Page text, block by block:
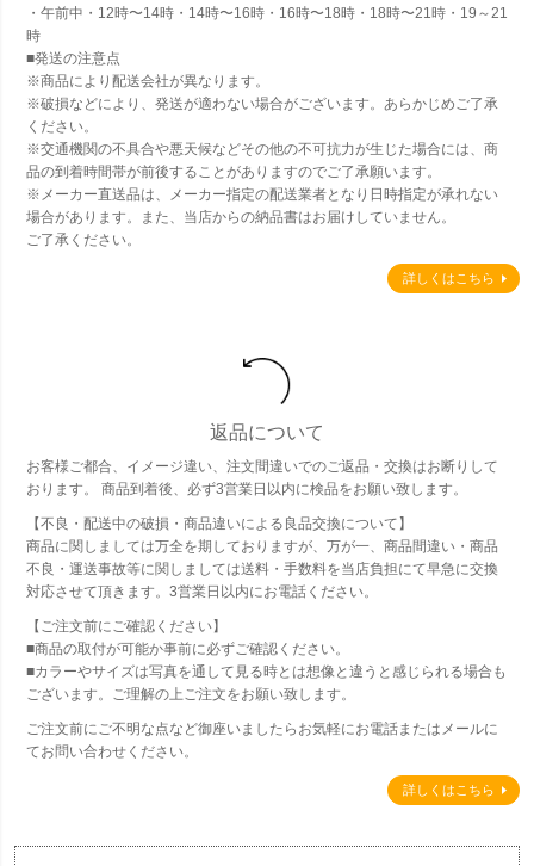
・午前中・12時〜14時・14時〜16時・16時〜18時・18時〜21時・19～21
時
■発送の注意点
※商品により配送会社が異なります。
※破損などにより、発送が適わない場合がございます。あらかじめご了承
ください。
※交通機関の不具合や悪天候などその他の不可抗力が生じた場合には、商
品の到着時間帯が前後することがありますのでご了承願います。
※メーカー直送品は、メーカー指定の配送業者となり日時指定が承れない
場合があります。また、当店からの納品書はお届けしていません。
ご了承ください。
詳しくはこちら
返品について
お客様ご都合、イメージ違い、注文間違いでのご返品・交換はお断りして
おります。 商品到着後、必ず3営業日以内に検品をお願い致します。
【不良・配送中の破損・商品違いによる良品交換について】
商品に関しましては万全を期しておりますが、万が一、商品間違い・商品
不良・運送事故等に関しましては送料・手数料を当店負担にて早急に交換
対応させて頂きます。3営業日以内にお電話ください。
【ご注文前にご確認ください】
■商品の取付が可能か事前に必ずご確認ください。
■カラーやサイズは写真を通して見る時とは想像と違うと感じられる場合も
ございます。ご理解の上ご注文をお願い致します。
ご注文前にご不明な点など御座いましたらお気軽にお電話またはメールに
てお問い合わせください。
詳しくはこちら